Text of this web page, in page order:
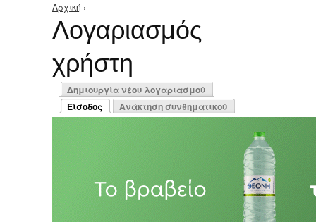
Είστε εδώ
Αρχική ›
Λογαριασμός
χρήστη
Πρωτεύουσες καρτέλες
Δημιουργία νέου λογαριασμού
Είσοδος
(ενεργή καρτέλα)
Ανάκτηση συνθηματικού